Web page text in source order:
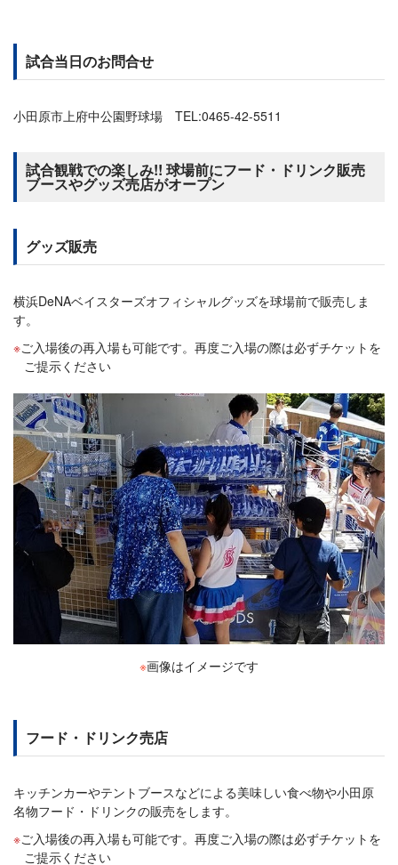
試合当日のお問合せ
小田原市上府中公園野球場 TEL:0465-42-5511
試合観戦での楽しみ!! 球場前にフード・ドリンク販売
ブースやグッズ売店がオープン
グッズ販売
横浜DeNAベイスターズオフィシャルグッズを球場前で販売しま
す。
ご入場後の再入場も可能です。再度ご入場の際は必ずチケットを
ご提示ください
※画像はイメージです
フード・ドリンク売店
キッチンカーやテントブースなどによる美味しい食べ物や小田原
名物フード・ドリンクの販売をします。
ご入場後の再入場も可能です。再度ご入場の際は必ずチケットを
ご提示ください